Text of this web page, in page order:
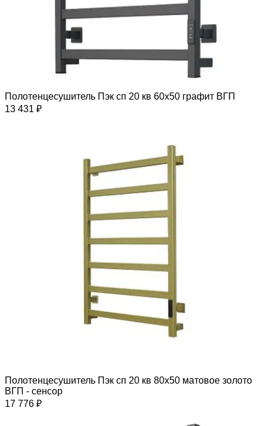
Полотенцесушитель Пэк сп 20 кв 60х50 графит ВГП
13 431 ₽
Полотенцесушитель Пэк сп 20 кв 80х50 матовое золото
ВГП - сенсор
17 776 ₽